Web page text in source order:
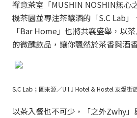
禪意茶室「MUSHIN NOSHIN無心
機茶園並專注茶釀酒的「S.C Lab
「Bar Home」也將共襄盛舉，以
的微醺飲品，讓你飄然於茶香與酒
S.C Lab；圖來源／U.I.J Hotel & Hostel 友愛街
以茶入餐也不可少，「之外Zwhy」